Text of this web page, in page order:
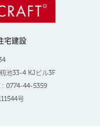
宅建設
池33-4 KJビル3F
: 0774-44-5359
号